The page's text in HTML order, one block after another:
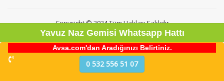
Yavuz Naz Gemisi Whatsapp Hattı
Avsa.com'dan Aradığınızı Belirtiniz.
0 532 556 51 07
Copyright © 2024 Tüm Hakları Saklıdır
10-08-2026 06:08
Avşa'dan Günaydın!